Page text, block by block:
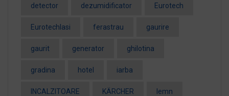
detector dezumidificator Eurotech
EurotechIasi ferastrau gaurire
gaurit generator ghilotina
gradina hotel iarba
INCALZITOARE KÄRCHER lemn